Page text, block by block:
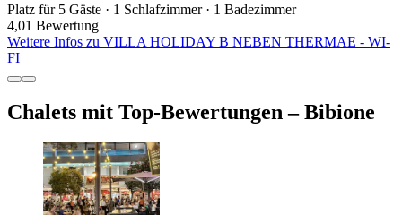
Platz für 5 Gäste · 1 Schlafzimmer · 1 Badezimmer
4,01 Bewertung
Weitere Infos zu VILLA HOLIDAY B NEBEN THERMAE - WI-
FI
Chalets mit Top-Bewertungen – Bibione